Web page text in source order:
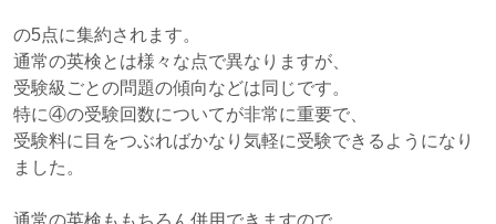
の5点に集約されます。
通常の英検とは様々な点で異なりますが、
受験級ごとの問題の傾向などは同じです。
特に④の受験回数についてが非常に重要で、
受験料に目をつぶればかなり気軽に受験できるようになり
ました。